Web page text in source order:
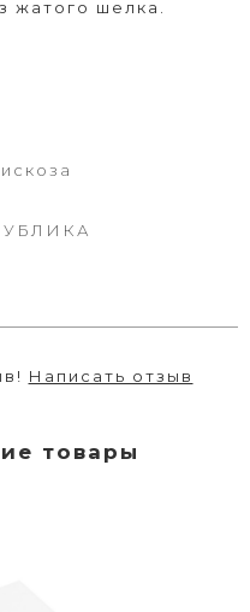
жатого шелка.
Написать отзыв
товары